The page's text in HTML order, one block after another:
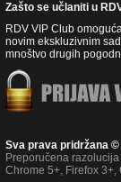
Zašto se učlaniti u
RDV VIP Club
novim ekskluzivnim
mnoštvo drugih
Sva prava pridržana
Preporučena
Chrome 5+, Firefox